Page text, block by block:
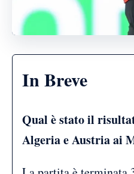
In Breve
Qual è stato il
Algeria e Austria ai